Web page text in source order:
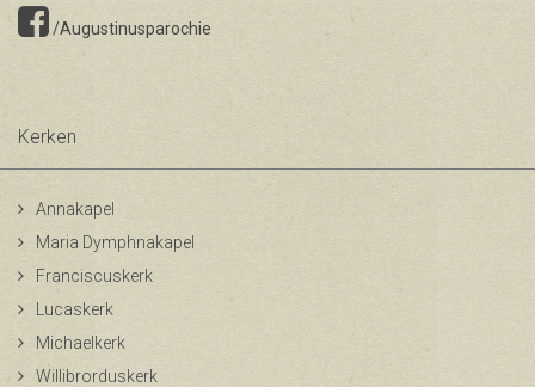
/Augustinusparochie
Kerken
Annakapel
Maria Dymphnakapel
Franciscuskerk
Lucaskerk
Michaelkerk
Willibrorduskerk